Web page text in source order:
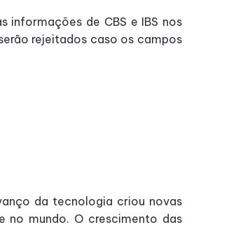
informações de CBS e IBS nos
rejeitados caso os campos
da tecnologia criou novas
no mundo. O crescimento das